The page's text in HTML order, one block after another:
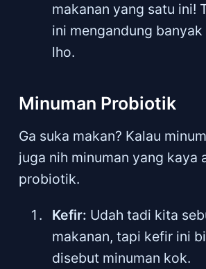
makanan yang satu ini!
ini mengandung
lho.
Minuman Probiotik
Ga suka makan? Kalau
juga nih minuman yang kaya
probiotik.
Kefir: Udah tadi kita
makanan, tapi kefir ini
disebut minuman kok.